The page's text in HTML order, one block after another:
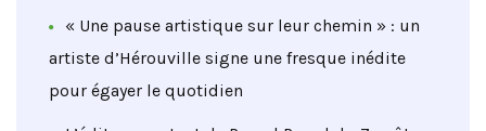
« Une pause artistique sur leur chemin » : un
artiste d’Hérouville signe une fresque inédite
pour égayer le quotidien